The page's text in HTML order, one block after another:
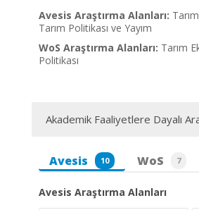
Avesis Araştırma Alanları:
Tarım Politikası ve Yayım
WoS Araştırma Alanları: Tarım
Politikası
Akademik Faaliyetlere Dayalı
Avesis 10 WoS 7
Avesis Araştırma Alanları